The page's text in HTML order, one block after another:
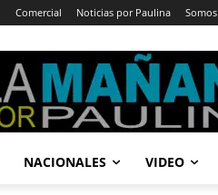
Comercial Noticias por Paulina Somos
NACIONALES VIDEO